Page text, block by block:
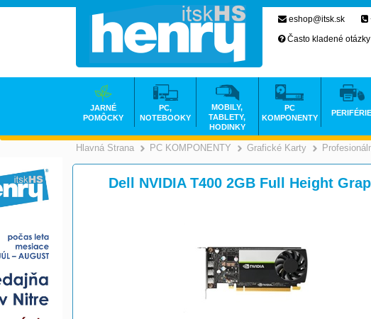
Hlavná Strana >
PC KOMPONENTY >
Grafické Karty
Dell NVIDIA T400 2GB Full Height
eshop@itsk.sk
Často kladené otázky
JARNÉ
POMÔCKY
PC,
NOTEBOOKY
MOBILY,
TABLETY,
HODINKY
PC
KOMPONENTY
PERIFÉRIE